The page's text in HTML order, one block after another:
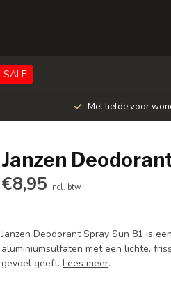
SALE
Met liefde voor
Janzen
€8,95 Incl. btw
Janzen Deodorant Spray Sun 81 is
aluminiumsulfaten met een lichte,
gevoel geeft.Lees meer.